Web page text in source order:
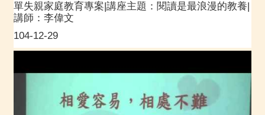
104-12-29
單失親家庭教育專案|講座主題：閱讀是最浪漫的教養|
講師：李偉文